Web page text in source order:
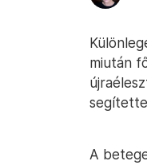
miután
A